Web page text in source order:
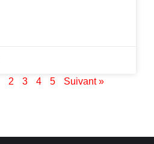
2 3 4 5 Suivant »